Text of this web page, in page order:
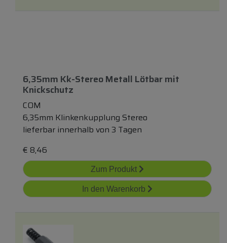
6,35mm Kk-Stereo Metall Lötbarmit
Knickschutz
COM
6,35mm Klinkenkupplung Stereo
lieferbar innerhalb von 3 Tagen
€ 8,46
Zum Produkt
In den Warenkorb